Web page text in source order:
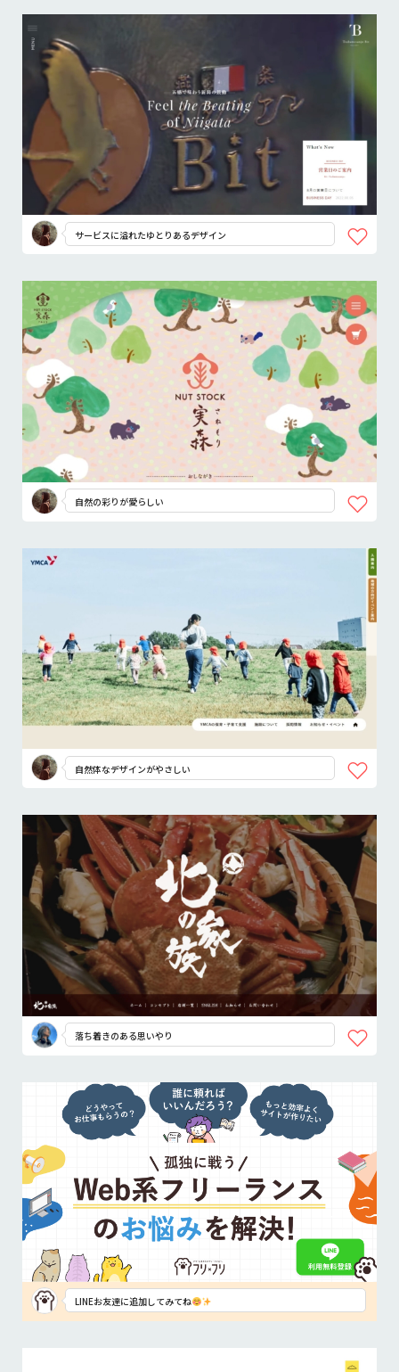
サービスに溢れたゆとりあるデザイン
自然の彩りが愛らしい
自然体なデザインがやさしい
落ち着きのある思いやり
LINEお友達に追加してみてね